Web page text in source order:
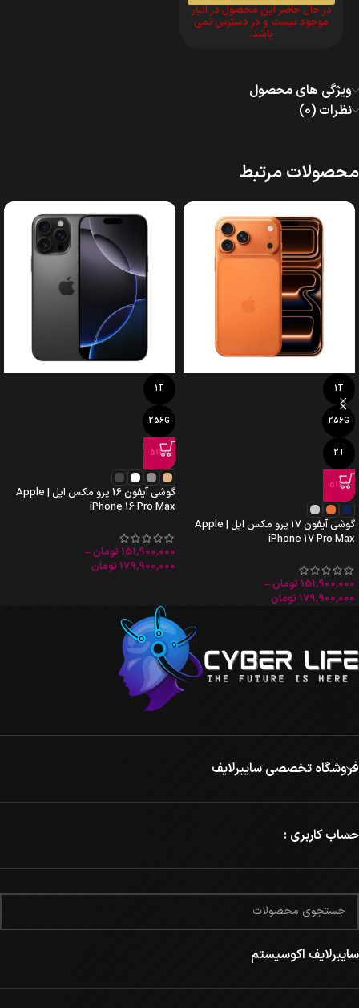
در حال حاضر این محصول در انبار
موجود نیست و در دسترس نمی
باشد.
ویژگی های محصول
نظرات (0)
محصولات مرتبط
1T
256G
2T
512G
گوشی آیفون 17 پرو مکس اپل | Apple
iPhone 17 Pro Max
151,900,000 تومان–
179,900,000 تومان
1T
256G
512G
گوشی آیفون 16 پرو مکس اپل | Apple
iPhone 16 Pro Max
151,900,000 تومان–
179,900,000 تومان
فروشگاه تخصصی سایبرلایف
حساب کاربری :
سایبرلایف اکوسیستم